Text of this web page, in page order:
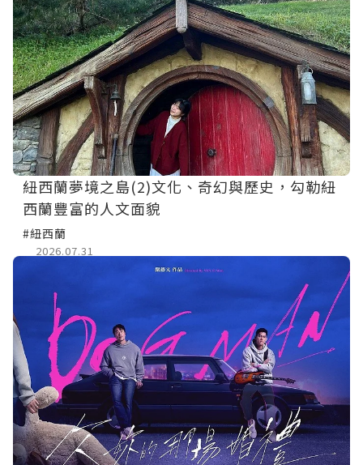
紐西蘭夢境之島(2)文化、奇幻與歷史，勾勒紐
西蘭豐富的人文面貌
#紐西蘭
2026.07.31